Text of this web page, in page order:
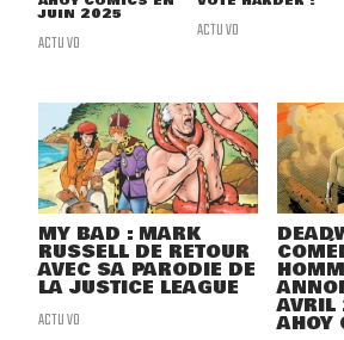
JUIN 2025
ACTU VO ACTU VO
MY BAD : MARK
RUSSELL DE RETOUR
AVEC SA PARODIE DE
LA JUSTICE LEAGUE
ACTU VO AHOY